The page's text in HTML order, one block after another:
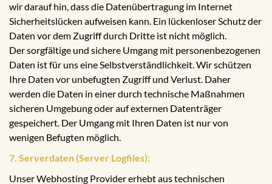
wir darauf hin, dass die Datenübertragung im Internet
Sicherheitslücken aufweisen kann. Ein lückenloser Schutz der
Daten vor dem Zugriff durch Dritte ist nicht möglich.
Der sorgfältige und sichere Umgang mit personenbezogenen
Daten ist für uns eine Selbstverständlichkeit. Wir schützen
Ihre Daten vor unbefugten Zugriff und Verlust. Daher
werden die Daten in einer durch technische Maßnahmen
sicheren Umgebung oder auf externen Datenträger
gespeichert. Der Umgang mit Ihren Daten ist nur von
wenigen Befugten möglich.
7. Serverdaten (Server Logfiles):
Unser Webhosting Provider erhebt aus technischen